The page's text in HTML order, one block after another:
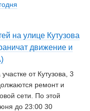
на улице Кутузова
движение и
от Кутузова, 3
ремонт и
сети. По этой
до 23:00 30